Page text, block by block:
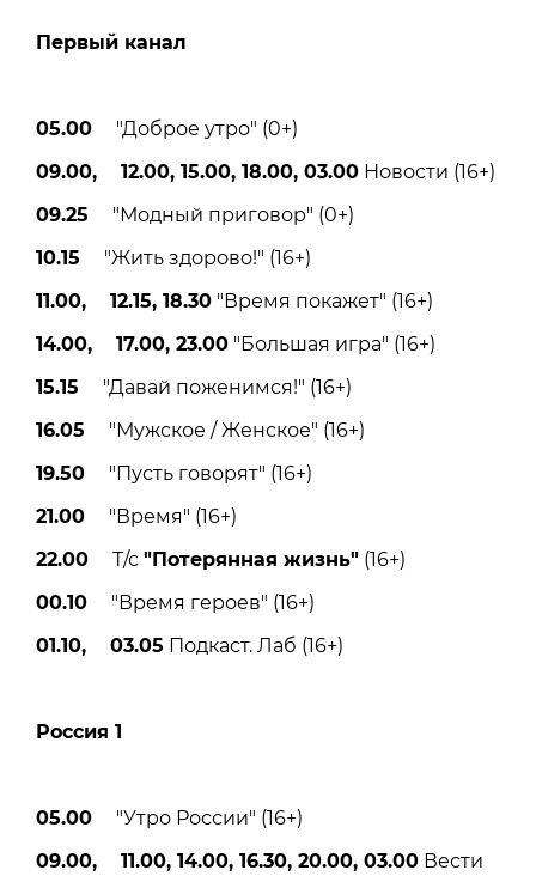
Первый канал
05.00 "Доброе утро" (0+)
09.00, 12.00, 15.00, 18.00, 03.00 Новости (16+)
09.25 "Модный приговор" (0+)
10.15 "Жить здорово!" (16+)
11.00, 12.15, 18.30 "Время покажет" (16+)
14.00, 17.00, 23.00 "Большая игра" (16+)
15.15 "Давай поженимся!" (16+)
16.05 "Мужское / Женское" (16+)
19.50 "Пусть говорят" (16+)
21.00 "Время" (16+)
22.00 Т/с "Потерянная жизнь" (16+)
00.10 "Время героев" (16+)
01.10, 03.05 Подкаст. Лаб (16+)
Россия 1
05.00 "Утро России" (16+)
09.00, 11.00, 14.00, 16.30, 20.00, 03.00 Вести